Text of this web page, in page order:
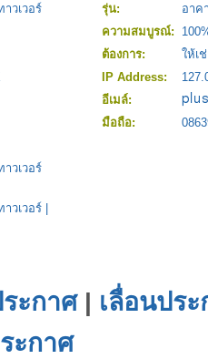
วเวอร์ รุ่น:
อาค
ความสมบูรณ์:
ต้องการ:
ให้เ
IP Address:
อีเมล์:
มือถือ:
วเวอร์
วเวอร์
ะกาศ| เลื่อนปร
ะกาศ